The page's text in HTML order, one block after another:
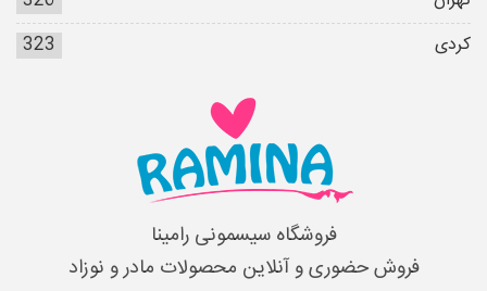
کردی
323
فروشگاه سیسمونی رامینا
فروش حضوری و آنلاین محصولات مادر و نوزاد